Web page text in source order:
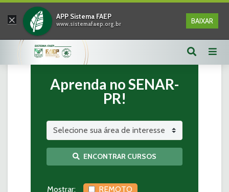
× APP Sistema FAEP
www.sistemafaep.org.br BAIXAR
Aprenda no SENAR-
PR!
ENCONTRAR CURSOS
Mostrar:
REMOTO